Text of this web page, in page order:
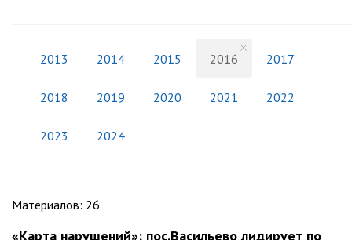
2013 2014 2015 2016 2017
2018 2019 2020 2021 2022
2023 2024
Материалов: 26
«Карта нарушений»: пос.Васильево лидирует по